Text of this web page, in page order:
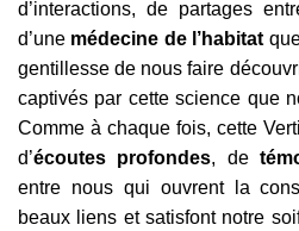
d’interactions, de partages
d’une médecine de l’habitat
gentillesse de nous faire
captivés par cette science que
Comme à chaque fois, cette
d’écoutes profondes, de
entre nous qui ouvrent la
beaux liens et satisfont notre